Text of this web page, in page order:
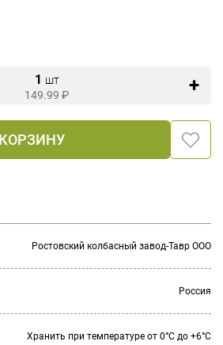
1 шт
149.99 ₽
Ростовский колбасный завод-Тавр ООО
Россия
Хранить при температуре от 0°С до +6°С